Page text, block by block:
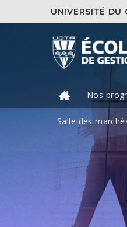
UNIVERSITÉ DU
Nos
Salle des